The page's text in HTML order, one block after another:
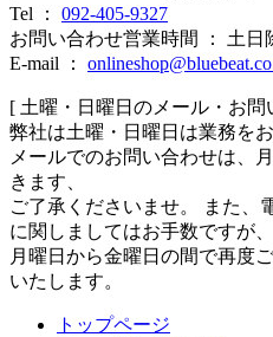
Tel ： 092-405-9327
お問い合わせ営業時間 ： 土日
E-mail ：
[ 土曜・日曜日のメール・お
弊社は土曜・日曜日は業務を
メールでのお問い合わせは、
きます、
ご了承くださいませ。 また、
に関しましてはお手数ですが、
月曜日から金曜日の間で再度
いたします。
トップページ